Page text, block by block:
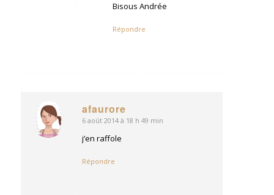
Bisous Andrée
Répondre
afaurore
dit
:
6 août 2014 à 18 h 49 min
j’en raffole
Répondre